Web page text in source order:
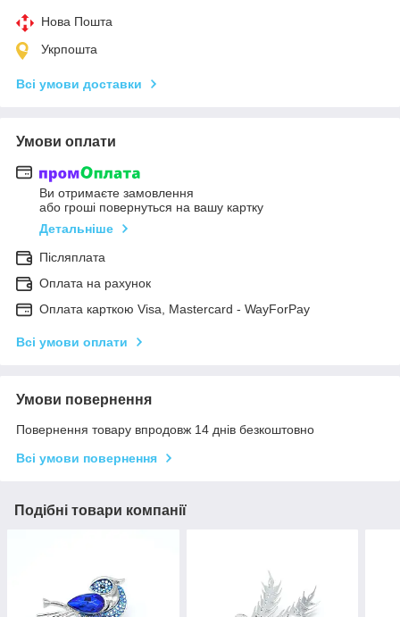
Нова Пошта
Укрпошта
Всі умови доставки
Умови оплати
Ви отримаєте замовлення
або гроші повернуться на вашу картку
Детальніше
Післяплата
Оплата на рахунок
Оплата карткою Visa, Mastercard - WayForPay
Всі умови оплати
Умови повернення
Повернення товару впродовж 14 днів безкоштовно
Всі умови повернення
Подібні товари компанії